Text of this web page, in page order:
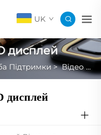
UK
дисплей
Підтримки>Відео Огляд Продукту
дисплей